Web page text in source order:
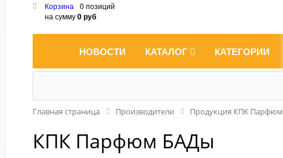
Корзина
0 позиций
на сумму0 руб
НОВОСТИ КАТАЛОГ КАТЕГОРИИ
Главная страница Производители Продукция КПК Парфюм
КПК Парфюм БАДы